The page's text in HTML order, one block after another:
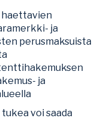
haettavien
ja
perusmaksuista
ja
voi saada